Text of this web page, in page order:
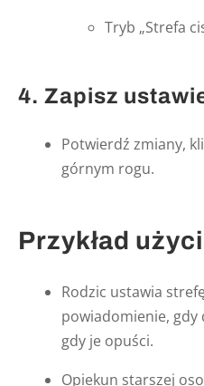
Tryb „Strefa
4. Zapisz
Potwierdź zmiany,
górnym rogu.
Przykład
Rodzic ustawia
powiadomienie, gdy
gdy je opuści.
Opiekun starszej